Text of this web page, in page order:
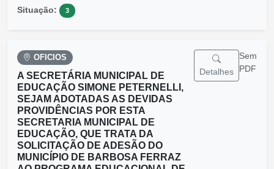
Situação:
3
OFICIOS
A SECRETÁRIA MUNICIPAL DE
EDUCAÇÃO SIMONE PETERNELLI,
SEJAM ADOTADAS AS DEVIDAS
PROVIDÊNCIAS POR ESTA
SECRETARIA MUNICIPAL DE
EDUCAÇÃO, QUE TRATA DA
SOLICITAÇÃO DE ADESÃO DO
MUNICÍPIO DE BARBOSA FERRAZ
Detalhes
Sem
PDF